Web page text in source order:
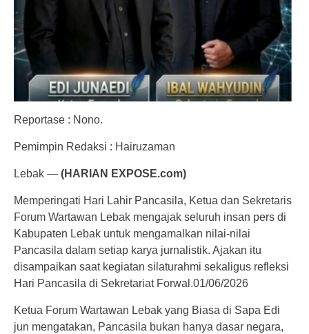
Reportase : Nono.
Pemimpin Redaksi : Hairuzaman
Lebak — (HARIAN EXPOSE.com)
Memperingati Hari Lahir Pancasila, Ketua dan Sekretaris
Forum Wartawan Lebak mengajak seluruh insan pers di
Kabupaten Lebak untuk mengamalkan nilai-nilai
Pancasila dalam setiap karya jurnalistik. Ajakan itu
disampaikan saat kegiatan silaturahmi sekaligus refleksi
Hari Pancasila di Sekretariat Forwal.01/06/2026
Ketua Forum Wartawan Lebak yang Biasa di Sapa Edi
jun mengatakan, Pancasila bukan hanya dasar negara,